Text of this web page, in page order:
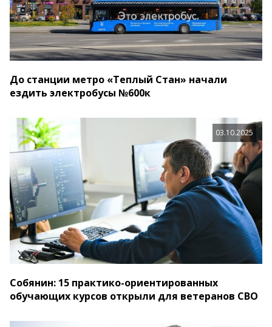
До станции метро «Теплый Стан» начали
ездить электробусы №600к
03.10.2025
Собянин: 15 практико-ориентированных
обучающих курсов открыли для ветеранов СВО